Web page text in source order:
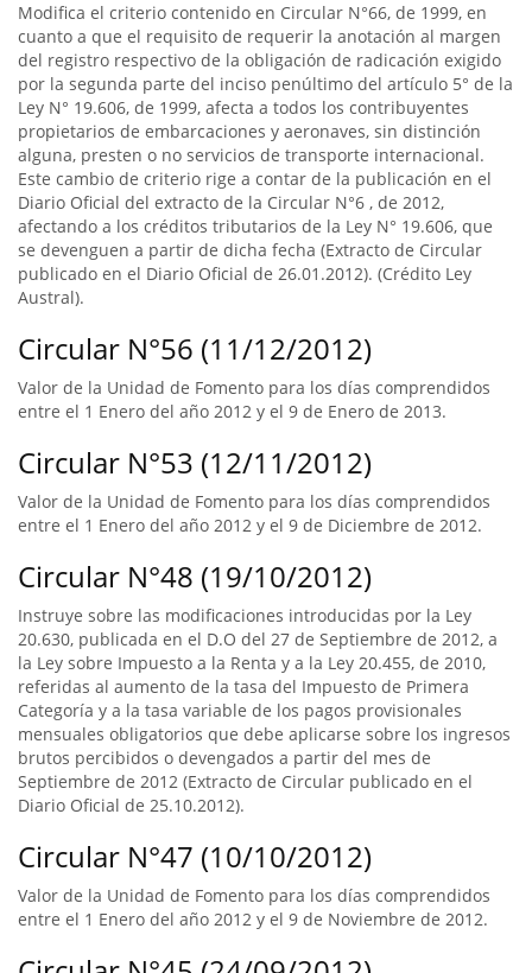
Modifica el criterio contenido en Circular N°66, de 1999, en
cuanto a que el requisito de requerir la anotación al margen
del registro respectivo de la obligación de radicación exigido
por la segunda parte del inciso penúltimo del artículo 5° de la
Ley N° 19.606, de 1999, afecta a todos los contribuyentes
propietarios de embarcaciones y aeronaves, sin distinción
alguna, presten o no servicios de transporte internacional.
Este cambio de criterio rige a contar de la publicación en el
Diario Oficial del extracto de la Circular N°6 , de 2012,
afectando a los créditos tributarios de la Ley N° 19.606, que
se devenguen a partir de dicha fecha (Extracto de Circular
publicado en el Diario Oficial de 26.01.2012). (Crédito Ley
Austral).
Circular N°56 (11/12/2012)
Valor de la Unidad de Fomento para los días comprendidos
entre el 1 Enero del año 2012 y el 9 de Enero de 2013.
Circular N°53 (12/11/2012)
Valor de la Unidad de Fomento para los días comprendidos
entre el 1 Enero del año 2012 y el 9 de Diciembre de 2012.
Circular N°48 (19/10/2012)
Instruye sobre las modificaciones introducidas por la Ley
20.630, publicada en el D.O del 27 de Septiembre de 2012, a
la Ley sobre Impuesto a la Renta y a la Ley 20.455, de 2010,
referidas al aumento de la tasa del Impuesto de Primera
Categoría y a la tasa variable de los pagos provisionales
mensuales obligatorios que debe aplicarse sobre los ingresos
brutos percibidos o devengados a partir del mes de
Septiembre de 2012 (Extracto de Circular publicado en el
Diario Oficial de 25.10.2012).
Circular N°47 (10/10/2012)
Valor de la Unidad de Fomento para los días comprendidos
entre el 1 Enero del año 2012 y el 9 de Noviembre de 2012.